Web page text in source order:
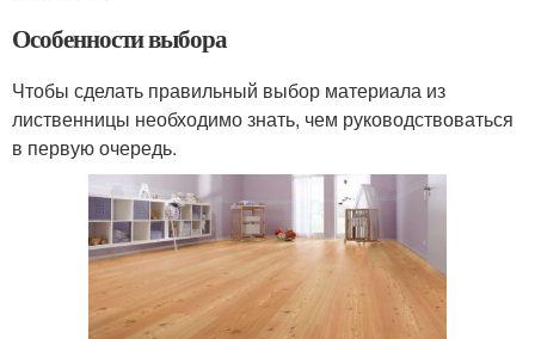
Особенности выбора
Чтобы сделать правильный выбор материала из
лиственницы необходимо знать, чем руководствоваться
в первую очередь.